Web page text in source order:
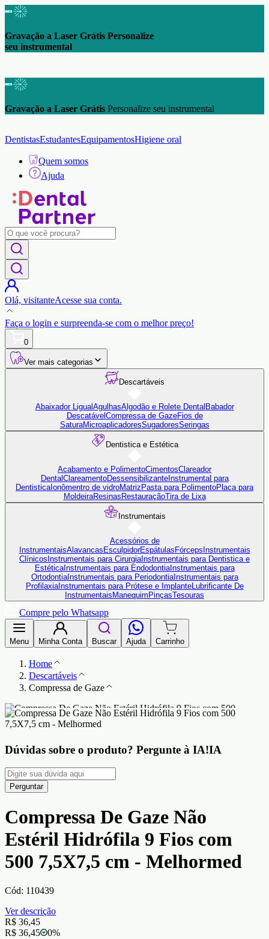
Gravação a Laser Grátis Personalize
seu instrumental
Gravação a Laser Grátis Personalize seu instrumental
DentistasEstudantesEquipamentosHigiene oral
Quem somos
Ajuda
Olá, visitanteAcesse sua conta.
Faça o login e surpreenda-se com o melhor preço!
0
Ver mais categorias
Descartáveis
Abaixador Ligual AgulhasAlgodão e Rolete Dental Babador
Descatável Compressa de GazeFios de
SaturaMicroaplicadoresSugadoresSeringas
Dentistica e Estética
Acabamento e PolimentoCimentosClareador
Dental ClareamentoDessensibilizanteInstrumental para
Dentistica Ionômentro de vidroMatriz Pasta para PolimentoPlaca para
MoldeiraResinas RestauraçãoTira de Lixa
Instrumentais
Acessórios de
InstrumentaisAlavancas EsculpidorEspátulas Fórceps Instrumentais
Clínicos Instrumentais para Cirurgia Instrumentais para Dentistica e
EstéticaInstrumentais para EndodontiaInstrumentais para
OrtodontiaInstrumentais para PeriodontiaInstrumentais para
ProfilaxiaInstrumentais para Prótese e ImplanteLubrificante De
Instrumentais Manequim PinçasTesouras
Compre pelo Whatsapp
Menu Minha Conta Buscar Ajuda Carrinho
Home
Descartáveis
Compressa de Gaze
Dúvidas sobre o produto? Pergunte à IA!IA
Perguntar
Compressa De Gaze Não
Estéril Hidrófila 9 Fios com
500 7,5X7,5 cm - Melhormed
Cód: 110439
Ver descrição
R$ 36,45
R$ 36,45
0%